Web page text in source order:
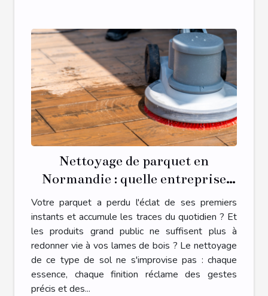
Nettoyage de parquet en
Normandie : quelle entreprise
spécialisée contacter ?
Votre parquet a perdu l'éclat de ses premiers
instants et accumule les traces du quotidien ? Et
les produits grand public ne suffisent plus à
redonner vie à vos lames de bois ? Le nettoyage
de ce type de sol ne s'improvise pas : chaque
essence, chaque finition réclame des gestes
précis et des...